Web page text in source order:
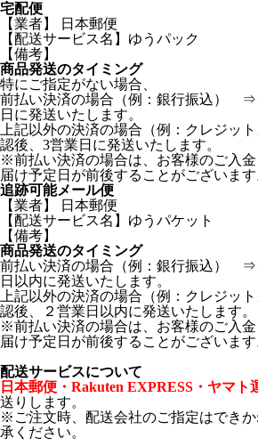
宅配便
【業者】 日本郵便
【配送サービス名】ゆうパック
【備考】
商品発送のタイミング
特にご指定がない場合、
前払い決済の場合（例：銀行振込） ⇒
日に発送いたします。
上記以外の決済の場合（例：クレジ
認後、3営業日に発送いたします。
※前払い決済の場合は、お客様のご入
届け予定日が前後することがございます
追跡可能メール便
【業者】 日本郵便
【配送サービス名】ゆうパケット
【備考】
商品発送のタイミング
前払い決済の場合（例：銀行振込） ⇒
日以内に発送いたします。
上記以外の決済の場合（例：クレジ
認後、２営業日以内に発送いたします。
※前払い決済の場合は、お客様のご入
届け予定日が前後することがございます
配送サービスについて
日本郵便・Rakuten EXPRESS・ヤマト
送りします。
※ご注文時、配送会社のご指定はでき
承ください。